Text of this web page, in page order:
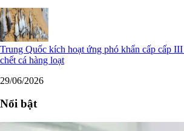
Trung Quốc kích hoạt ứng phó khẩn cấp cấp
chết cá hàng loạt
29/06/2026
Nổi bật